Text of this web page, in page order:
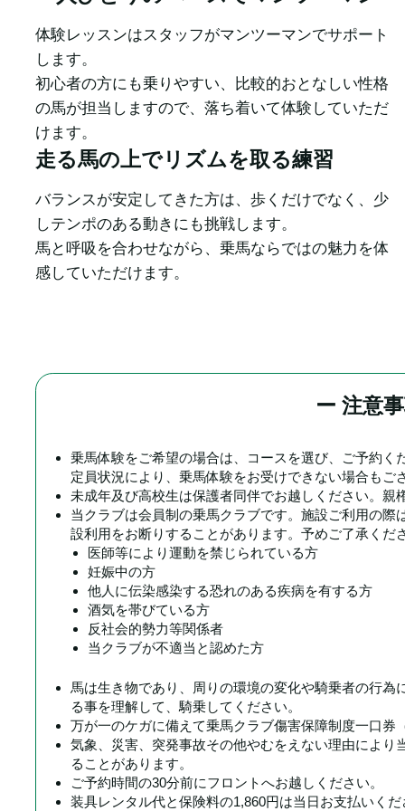
体験レッスンはスタッフがマンツーマンでサポート
します。
初心者の方にも乗りやすい、比較的おとなしい性格
の馬が担当しますので、落ち着いて体験していただ
けます。
走る馬の上でリズムを取る練習
バランスが安定してきた方は、歩くだけでなく、少
しテンポのある動きにも挑戦します。
馬と呼吸を合わせながら、乗馬ならではの魅力を体
感していただけます。
ー 注意
乗馬体験をご希望の場合は、コースを選び、ご予約
定員状況により、乗馬体験をお受けできない場合もご
未成年及び高校生は保護者同伴でお越しください。親
当クラブは会員制の乗馬クラブです。施設ご利用の
設利用をお断りすることがあります。予めご了承くだ
医師等により運動を禁じられている方
妊娠中の方
他人に伝染感染する恐れのある疾病を有する方
酒気を帯びている方
反社会的勢力等関係者
当クラブが不適当と認めた方
馬は生き物であり、周りの環境の変化や騎乗者の行
る事を理解して、騎乗してください。
万が一のケガに備えて乗馬クラブ傷害保障制度一口券
気象、災害、突発事故その他やむをえない理由によ
ることがあります。
ご予約時間の30分前にフロントへお越しください。
装具レンタル代と保険料の1,860円は当日お支払いく